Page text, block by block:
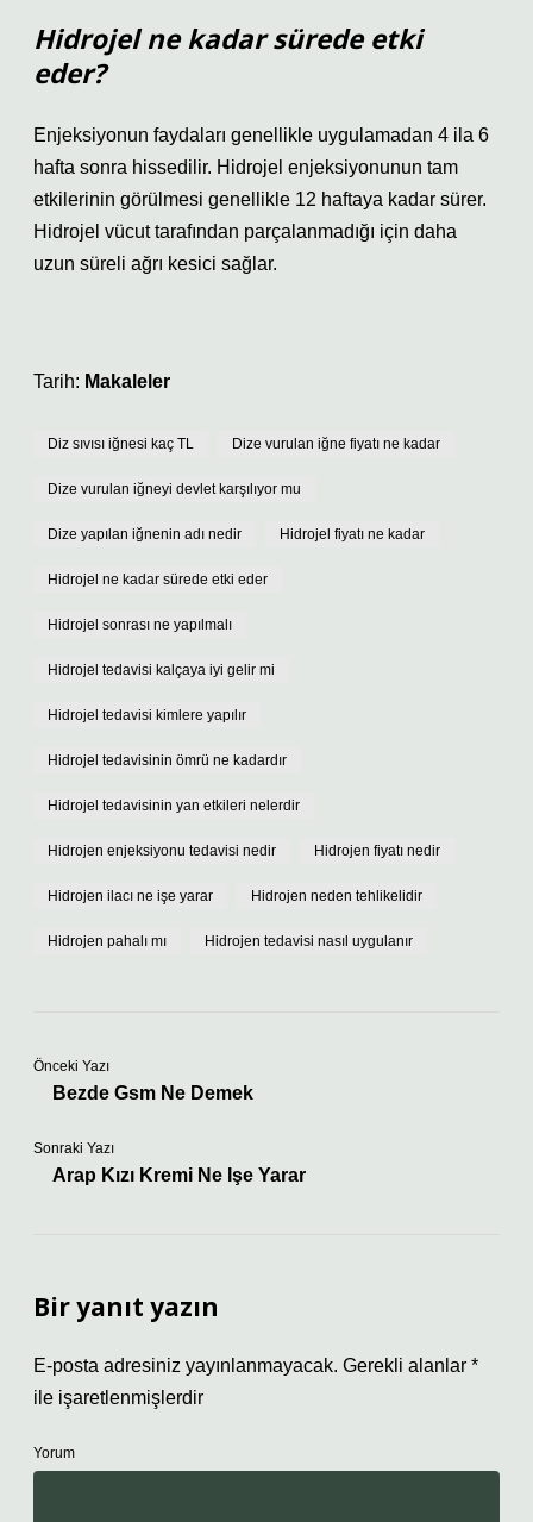
Hidrojel ne kadar sürede etki
eder?
Enjeksiyonun faydaları genellikle uygulamadan 4 ila 6
hafta sonra hissedilir. Hidrojel enjeksiyonunun tam
etkilerinin görülmesi genellikle 12 haftaya kadar sürer.
Hidrojel vücut tarafından parçalanmadığı için daha
uzun süreli ağrı kesici sağlar.
Tarih: Makaleler
Diz sıvısı iğnesi kaç TL Dize vurulan iğne fiyatı ne kadar
Dize vurulan iğneyi devlet karşılıyor mu
Dize yapılan iğnenin adı nedir Hidrojel fiyatı ne kadar
Hidrojel ne kadar sürede etki eder
Hidrojel sonrası ne yapılmalı
Hidrojel tedavisi kalçaya iyi gelir mi
Hidrojel tedavisi kimlere yapılır
Hidrojel tedavisinin ömrü ne kadardır
Hidrojel tedavisinin yan etkileri nelerdir
Hidrojen enjeksiyonu tedavisi nedir Hidrojen fiyatı nedir
Hidrojen ilacı ne işe yarar Hidrojen neden tehlikelidir
Hidrojen pahalı mı Hidrojen tedavisi nasıl uygulanır
Önceki Yazı
Bezde Gsm Ne Demek
Sonraki Yazı
Arap Kızı Kremi Ne Işe Yarar
Bir yanıt yazın
E-posta adresiniz yayınlanmayacak. Gerekli alanlar *
ile işaretlenmişlerdir
Yorum